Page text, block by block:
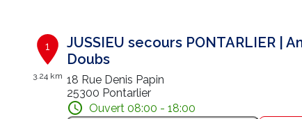
1
3.24 km
JUSSIEU secours PONTARLIER |
Doubs
18 Rue Denis Papin
25300 Pontarlier
Ouvert 08:00 - 18:00